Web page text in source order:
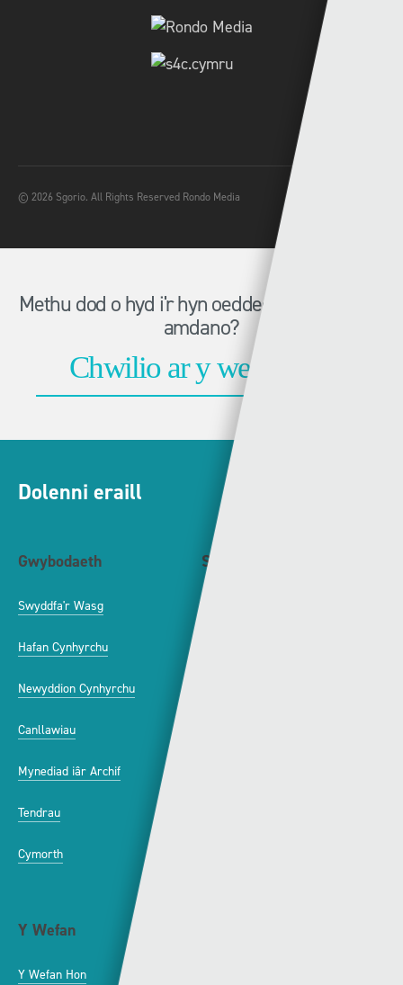
© 2026 Sgorio. All Rights Reserved Rondo Media
Methu dod o hyd i'r hyn oeddech chi'n chwilio
amdano?
Dolenni eraill
Gwybodaeth
Swyddfa'r Wasg
Hafan Cynhyrchu
Newyddion Cynhyrchu
Canllawiau
Mynediad iâr Archif
Tendrau
Cymorth
S4C
Y Wefan
Y Wefan Hon